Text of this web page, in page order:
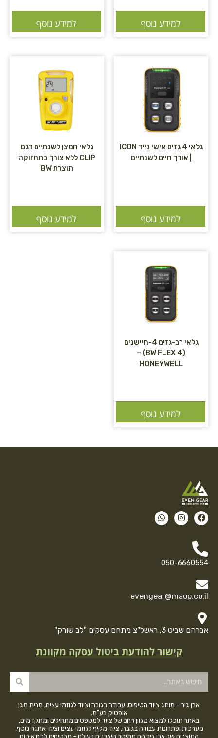
הוספה לסל
למידע נוסף הוספה לסל
למידע נוסף
גלאי 4 גזים אישי נייד ICON
| אורך חיים לשנתיים
הוספה לסל
למידע נוסף
גלאי חמצן לשנתיים דגם
CLIP ללא צורך בתחזוקה
תוצרת BW
הוספה לסל
למידע נוסף
גלאי רב-גזים 4-חיישנים
(BW FLEX 4) –
HONEYWELL
הוספה לסל
למידע נוסף
050-6660554
evengear@maop.co.il
אברהם שביט 3, ראשל"צ מתחם עסקים "לב שורק"
קישור להודעת ביטול עסקה מקוונת
אבן גיר - מותג ציוד הטיפוס, עבודה בגובה וציוד לגוזמי עצים, מבית מגן
אופטיק בע"מ.
באתר תוכלו למצוא מגוון רחב של ציוד למטפסים מתחילים ומתקדמים,
מערכות ופתרונות עבודה בגובה, ציוד מקיף לגוזמי עצים וציוד אתגר נוסף.